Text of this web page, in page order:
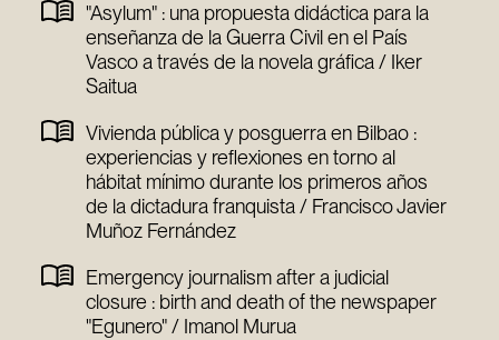
"Asylum" : una propuesta didáctica para la
enseñanza de la Guerra Civil en el País
Vasco a través de la novela gráfica / Iker
Saitua
Vivienda pública y posguerra en Bilbao :
experiencias y reflexiones en torno al
hábitat mínimo durante los primeros años
de la dictadura franquista / Francisco Javier
Muñoz Fernández
Emergency journalism after a judicial
closure : birth and death of the newspaper
"Egunero" / Imanol Murua